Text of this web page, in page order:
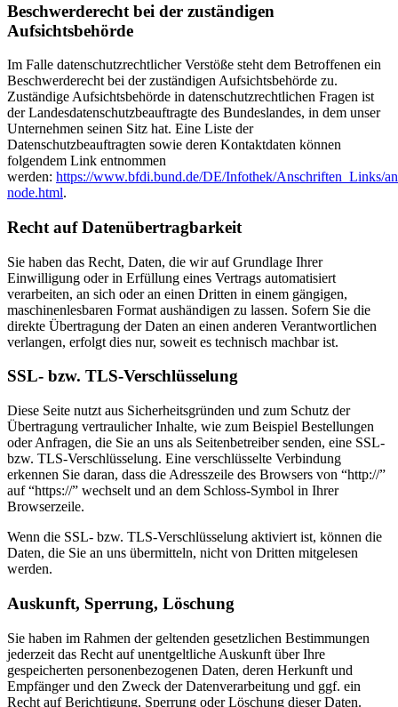
Beschwerderecht bei der zuständigen
Aufsichtsbehörde
Im Falle datenschutzrechtlicher Verstöße steht dem Betroffenen ein
Beschwerderecht bei der zuständigen Aufsichtsbehörde zu.
Zuständige Aufsichtsbehörde in datenschutzrechtlichen Fragen ist
der Landesdatenschutzbeauftragte des Bundeslandes, in dem unser
Unternehmen seinen Sitz hat. Eine Liste der
Datenschutzbeauftragten sowie deren Kontaktdaten können
folgendem Link entnommen
werden: https://www.bfdi.bund.de/DE/Infothek/Anschriften_Links/
node.html.
Recht auf Datenübertragbarkeit
Sie haben das Recht, Daten, die wir auf Grundlage Ihrer
Einwilligung oder in Erfüllung eines Vertrags automatisiert
verarbeiten, an sich oder an einen Dritten in einem gängigen,
maschinenlesbaren Format aushändigen zu lassen. Sofern Sie die
direkte Übertragung der Daten an einen anderen Verantwortlichen
verlangen, erfolgt dies nur, soweit es technisch machbar ist.
SSL- bzw. TLS-Verschlüsselung
Diese Seite nutzt aus Sicherheitsgründen und zum Schutz der
Übertragung vertraulicher Inhalte, wie zum Beispiel Bestellungen
oder Anfragen, die Sie an uns als Seitenbetreiber senden, eine SSL-
bzw. TLS-Verschlüsselung. Eine verschlüsselte Verbindung
erkennen Sie daran, dass die Adresszeile des Browsers von “http://”
auf “https://” wechselt und an dem Schloss-Symbol in Ihrer
Browserzeile.
Wenn die SSL- bzw. TLS-Verschlüsselung aktiviert ist, können die
Daten, die Sie an uns übermitteln, nicht von Dritten mitgelesen
werden.
Auskunft, Sperrung, Löschung
Sie haben im Rahmen der geltenden gesetzlichen Bestimmungen
jederzeit das Recht auf unentgeltliche Auskunft über Ihre
gespeicherten personenbezogenen Daten, deren Herkunft und
Empfänger und den Zweck der Datenverarbeitung und ggf. ein
Recht auf Berichtigung, Sperrung oder Löschung dieser Daten.